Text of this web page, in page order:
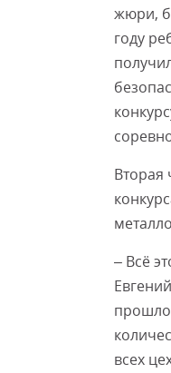
жюри,
году
Вторая
– Всё
всех